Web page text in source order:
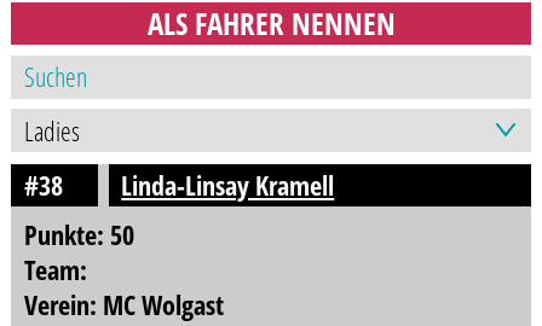
ALS FAHRER NENNEN
#38
Linda-Linsay Kramell
Punkte: 50
Team:
Verein: MC Wolgast